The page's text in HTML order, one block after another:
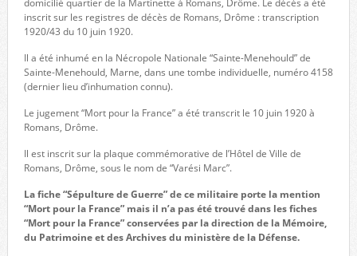
domicilié quartier de la Martinette à Romans, Drôme. Le décès a été
inscrit sur les registres de décès de Romans, Drôme : transcription
1920/43 du 10 juin 1920.
Il a été inhumé en la Nécropole Nationale “Sainte-Menehould” de
Sainte-Menehould, Marne, dans une tombe individuelle, numéro 4158
(dernier lieu d’inhumation connu).
Le jugement “Mort pour la France” a été transcrit le 10 juin 1920 à
Romans, Drôme.
Il est inscrit sur la plaque commémorative de l’Hôtel de Ville de
Romans, Drôme, sous le nom de “Varési Marc”.
La fiche “Sépulture de Guerre” de ce militaire porte la mention
“Mort pour la France” mais il n’a pas été trouvé dans les fiches
“Mort pour la France” conservées par la direction de la Mémoire,
du Patrimoine et des Archives du ministère de la Défense.